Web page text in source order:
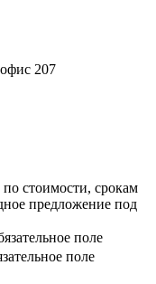
207
стоимости, срокам
предложение под
поле
поле